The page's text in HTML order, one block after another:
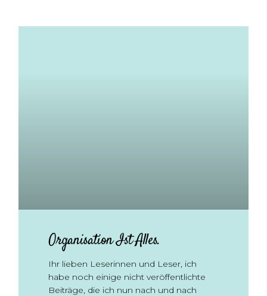
Organisation Ist Alles.
Ihr lieben Leserinnen und Leser, ich
habe noch einige nicht veröffentlichte
Beiträge, die ich nun nach und nach